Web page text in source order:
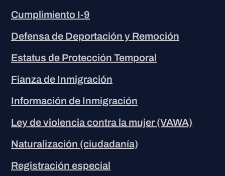
Cumplimiento I-9
Defensa de Deportación y Remoción
Estatus de Protección Temporal
Fianza de Inmigración
Información de Inmigración
Ley de violencia contra la mujer (VAWA)
Naturalización (ciudadanía)
Registración especial